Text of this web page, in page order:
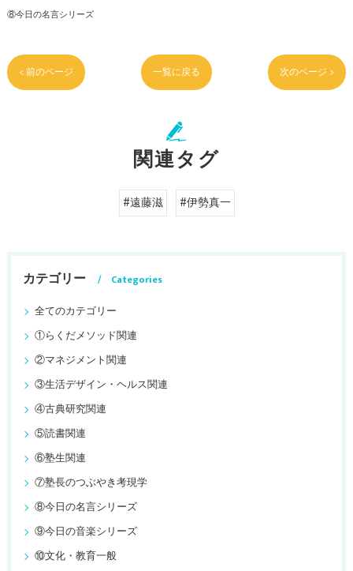
⑧今日の名言シリーズ
< 前のページ 一覧に戻る 次のページ >
関連タグ
#遠藤滋 #伊勢真一
カテゴリー
Categories
全てのカテゴリー
①らくだメソッド関連
②マネジメント関連
③生活デザイン・ヘルス関連
④古典研究関連
⑤読書関連
⑥塾生関連
⑦塾長のつぶやき考現学
⑧今日の名言シリーズ
⑨今日の音楽シリーズ
⑩文化・教育一般